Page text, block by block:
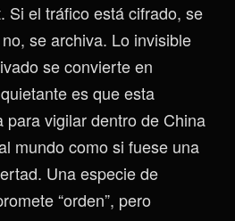
Si el tráfico está cifrado, se
se archiva. Lo invisible
se convierte en
es que esta
vigilar dentro de China
mundo como si fuese una
Una especie de
“orden”, pero